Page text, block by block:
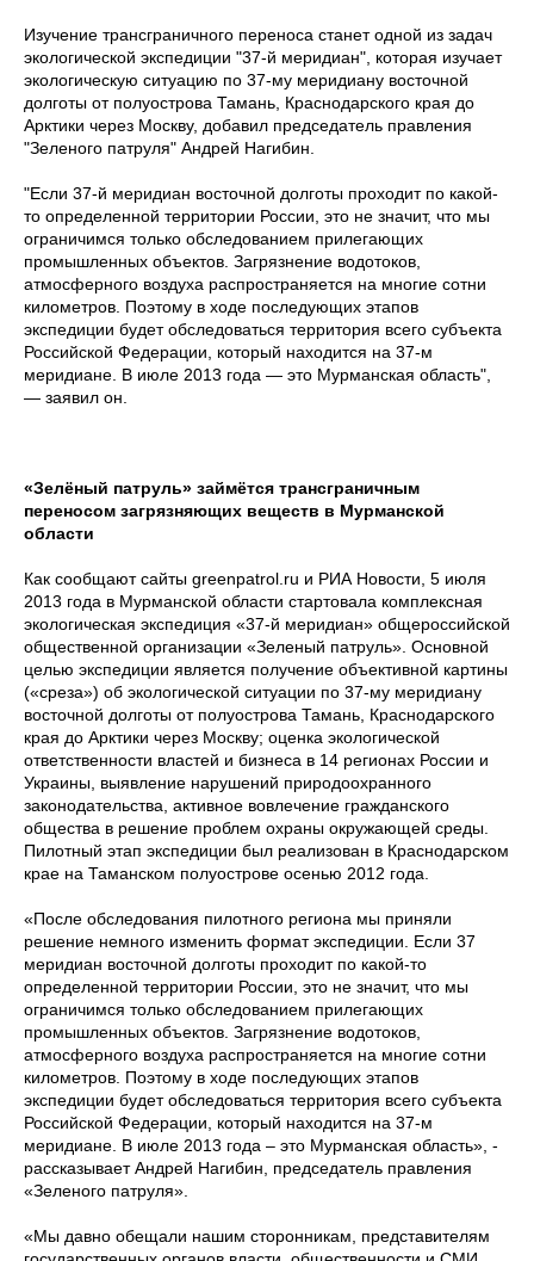
Изучение трансграничного переноса станет одной из задач
экологической экспедиции "37-й меридиан", которая изучает
экологическую ситуацию по 37-му меридиану восточной
долготы от полуострова Тамань, Краснодарского края до
Арктики через Москву, добавил председатель правления
"Зеленого патруля" Андрей Нагибин.
"Если 37-й меридиан восточной долготы проходит по какой-
то определенной территории России, это не значит, что мы
ограничимся только обследованием прилегающих
промышленных объектов. Загрязнение водотоков,
атмосферного воздуха распространяется на многие сотни
километров. Поэтому в ходе последующих этапов
экспедиции будет обследоваться территория всего субъекта
Российской Федерации, который находится на 37-м
меридиане. В июле 2013 года — это Мурманская область",
— заявил он.
«Зелёный патруль» займётся трансграничным
переносом загрязняющих веществ в Мурманской
области
Как сообщают сайты greenpatrol.ru и РИА Новости, 5 июля
2013 года в Мурманской области стартовала комплексная
экологическая экспедиция «37-й меридиан» общероссийской
общественной организации «Зеленый патруль». Основной
целью экспедиции является получение объективной картины
(«среза») об экологической ситуации по 37-му меридиану
восточной долготы от полуострова Тамань, Краснодарского
края до Арктики через Москву; оценка экологической
ответственности властей и бизнеса в 14 регионах России и
Украины, выявление нарушений природоохранного
законодательства, активное вовлечение гражданского
общества в решение проблем охраны окружающей среды.
Пилотный этап экспедиции был реализован в Краснодарском
крае на Таманском полуострове осенью 2012 года.
«После обследования пилотного региона мы приняли
решение немного изменить формат экспедиции. Если 37
меридиан восточной долготы проходит по какой-то
определенной территории России, это не значит, что мы
ограничимся только обследованием прилегающих
промышленных объектов. Загрязнение водотоков,
атмосферного воздуха распространяется на многие сотни
километров. Поэтому в ходе последующих этапов
экспедиции будет обследоваться территория всего субъекта
Российской Федерации, который находится на 37-м
меридиане. В июле 2013 года – это Мурманская область», -
рассказывает Андрей Нагибин, председатель правления
«Зеленого патруля».
«Мы давно обещали нашим сторонникам, представителям